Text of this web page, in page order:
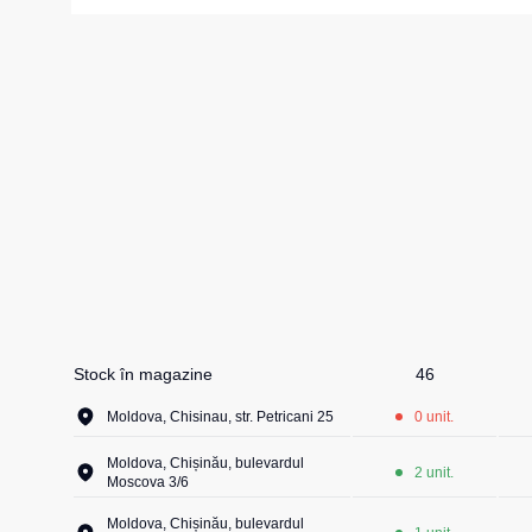
Stock în magazine 46
Moldova, Chisinau, str. Petricani 25 0 unit.
Moldova, Chișinău, bulevardul
Moscova 3/6
2 unit.
Moldova, Chișinău, bulevardul